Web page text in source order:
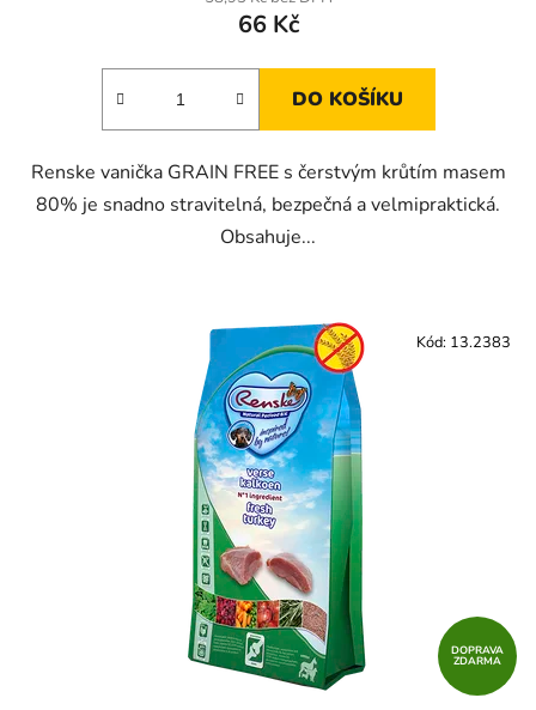
66 Kč
DO KOŠÍKU
Renske vanička GRAIN FREE s čerstvým krůtím masem
80% je snadno stravitelná, bezpečná a velmipraktická.
Obsahuje...
DOPRAVA
ZDARMA
Kód: 13.2383